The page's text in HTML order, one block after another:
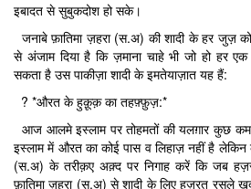
इबादत से सुबुकदोश हो सके।
जनाबे फ़ातिमा ज़हरा (स.अ) की शादी के हर
से अंजाम दिया है कि ज़माना चाहे भी जो हो हर
सकता है उस पाकीज़ा शादी के इमतेयाज़ात यह हैं:
? *औरत के हुक़ूक़ का तहफ़्फ़ुज़:*
आज आलमे इस्लाम पर तोहमतों की यलग़ार कुछ
इस्लाम में औरत का कोई पास व लिहाज़ नहीं है लेकिन
(स.अ) के तरीक़ए अक़्द पर निगाह करें कि जब
फ़ातिमा ज़हरा (स.अ) से शादी के लिए हज़रत रसूले